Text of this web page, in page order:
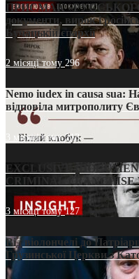
ПРИСМАК «РУССЬКОГО
документи, вирок і
Бучацькій єпархії
2 місяці тому 296
Nemo iudex in causa sua:
відповіла митрополиту
3 місяці тому213
EXCLUSIVE
CRIMINAL FRANCHISE
3 місяці тому127
Від віолончелі до
Грузинської Церкви з